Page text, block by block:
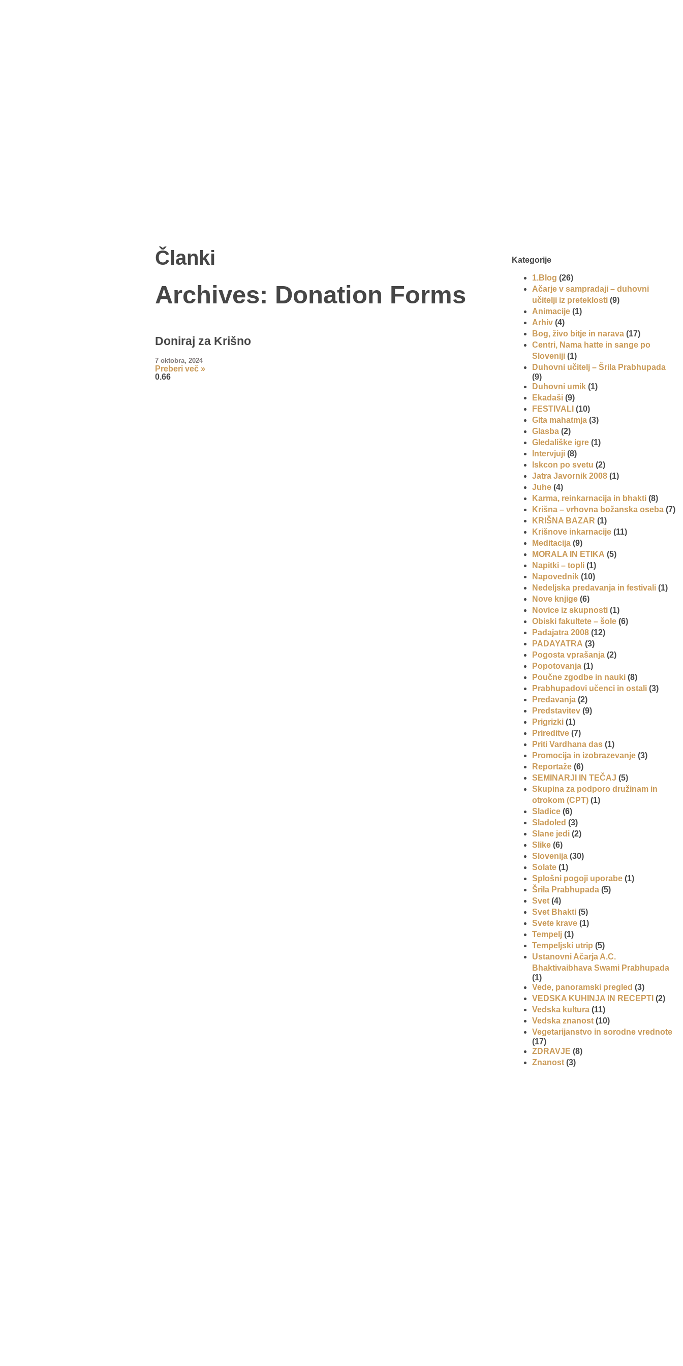
Članki
Archives: Donation Forms
Doniraj za Krišno
7 oktobra, 2024
Preberi več »
Kategorije
1.Blog (26)
Ačarje v sampradaji – duhovni
učitelji iz preteklosti(9)
Animacije(1)
Arhiv(4)
Bog, živo bitje in narava(17)
Centri, Nama hatte in sange po
Sloveniji(1)
Duhovni učitelj – Šrila Prabhupada
(9)
Duhovni umik(1)
Ekadaši(9)
FESTIVALI (10)
Gita mahatmja(3)
Glasba(2)
Gledališke igre(1)
Intervjuji(8)
Iskcon po svetu (2)
Jatra Javornik 2008(1)
Juhe(4)
Karma, reinkarnacija in bhakti(8)
Krišna – vrhovna božanska oseba(7)
KRIŠNA BAZAR (1)
Krišnove inkarnacije(11)
Meditacija(9)
MORALA IN ETIKA (5)
Napitki – topli(1)
Napovednik(10)
Nedeljska predavanja in festivali(1)
Nove knjige(6)
Novice iz skupnosti(1)
Obiski fakultete – šole(6)
Padajatra 2008(12)
PADAYATRA (3)
Pogosta vprašanja(2)
Popotovanja(1)
Poučne zgodbe in nauki(8)
Prabhupadovi učenci in ostali(3)
Predavanja(2)
Predstavitev(9)
Prigrizki(1)
Prireditve(7)
Priti Vardhana das(1)
Promocija in izobrazevanje(3)
Reportaže(6)
SEMINARJI IN TEČAJ (5)
Skupina za podporo družinam in
otrokom (CPT)(1)
Sladice(6)
Sladoled (3)
Slane jedi(2)
Slike(6)
Slovenija(30)
Solate(1)
Splošni pogoji uporabe(1)
Šrila Prabhupada(5)
Svet(4)
Svet Bhakti(5)
Svete krave(1)
Tempelj(1)
Tempeljski utrip (5)
Ustanovni Ačarja A.C.
Bhaktivaibhava Swami Prabhupada
(1)
Vede, panoramski pregled (3)
VEDSKA KUHINJA IN RECEPTI (2)
Vedska kultura(11)
Vedska znanost(10)
Vegetarijanstvo in sorodne vrednote
(17)
ZDRAVJE (8)
Znanost(3)